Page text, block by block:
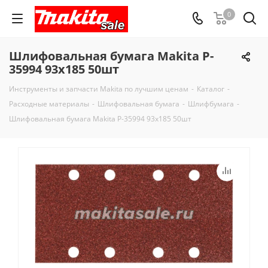
0
Шлифовальная бумага Makita P-
35994 93x185 50шт
Инструменты и запчасти Makita по лучшим ценам - Каталог -
Расходные материалы - Шлифовальная бумага - Шлифбумага -
Шлифовальная бумага Makita P-35994 93x185 50шт